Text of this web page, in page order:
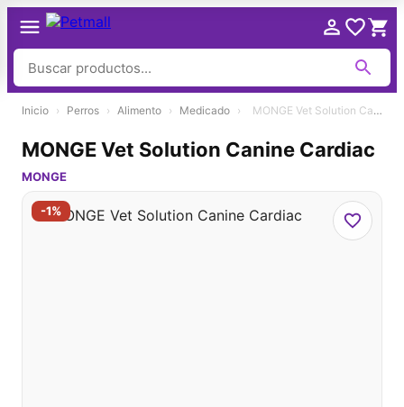
contenido
Inicio › Perros › Alimento › Medicado › MONGE Vet Solution Canine Cardiac
-1%
MONGE Vet Solution Canine Cardiac
MONGE